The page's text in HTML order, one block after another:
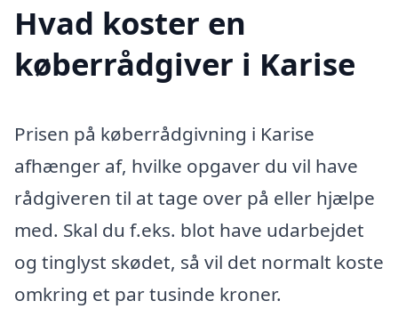
Hvad koster en
køberrådgiver i Karise
Prisen på køberrådgivning i Karise
afhænger af, hvilke opgaver du vil have
rådgiveren til at tage over på eller hjælpe
med. Skal du f.eks. blot have udarbejdet
og tinglyst skødet, så vil det normalt koste
omkring et par tusinde kroner.